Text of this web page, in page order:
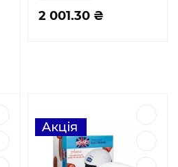
2 001.30 ₴